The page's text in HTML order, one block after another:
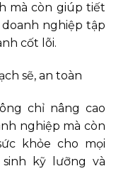
mà còn giúp tiết
nghiệp tập
cốt lõi.
sẽ, an toàn
chỉ nâng cao
nghiệp mà còn
khỏe cho mọi
kỹ lưỡng và